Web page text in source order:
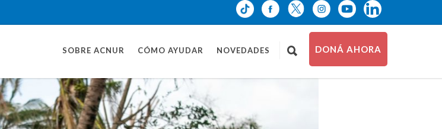
DONÁ AHORA
SOBRE ACNUR CÓMO AYUDAR NOVEDADES